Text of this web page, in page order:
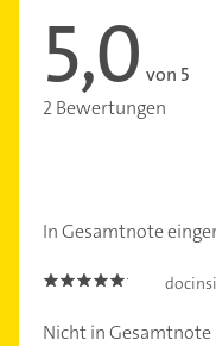
5,0 von 5
2 Bewertungen
In Gesamtnote
5.0
Nicht in